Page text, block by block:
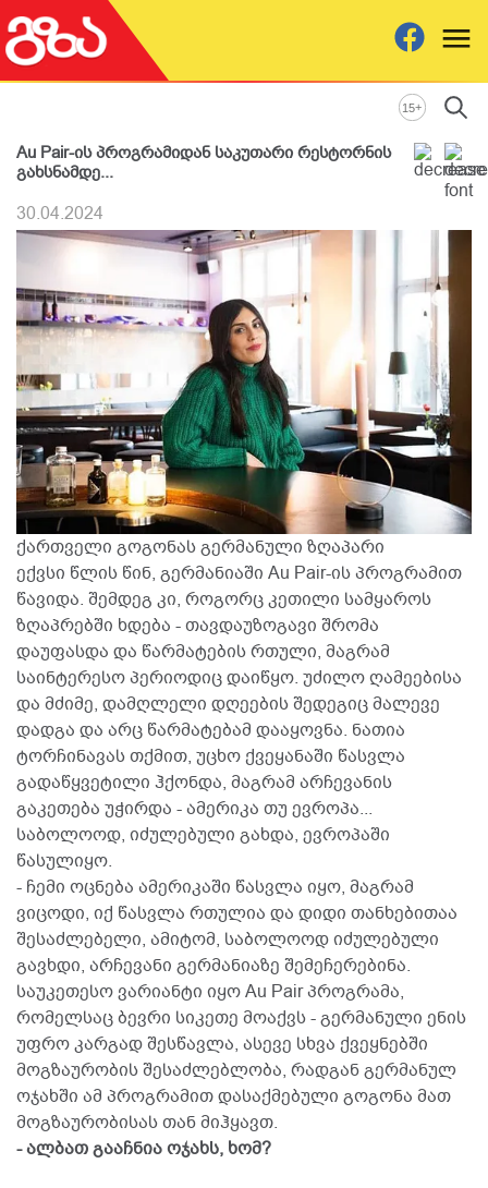
15+
Au Pair-ის პროგრამიდან საკუთარი რესტორნის
გახსნამდე...
30.04.2024
ქართველი გოგონას გერმანული ზღაპარი
ექვსი წლის წინ, გერმანიაში Au Pair-ის პროგრამით
წავიდა. შემდეგ კი, როგორც კეთილი სამყაროს
ზღაპრებში ხდება - თავდაუზოგავი შრომა
დაუფასდა და წარმატების რთული, მაგრამ
საინტერესო პერიოდიც დაიწყო. უძილო ღამეებისა
და მძიმე, დამღლელი დღეების შედეგიც მალევე
დადგა და არც წარმატებამ დააყოვნა. ნათია
ტორჩინავას თქმით, უცხო ქვეყანაში წასვლა
გადაწყვეტილი ჰქონდა, მაგრამ არჩევანის
გაკეთება უჭირდა - ამერიკა თუ ევროპა...
საბოლოოდ, იძულებული გახდა, ევროპაში
წასულიყო.
- ჩემი ოცნება ამერიკაში წასვლა იყო, მაგრამ
ვიცოდი, იქ წასვლა რთულია და დიდი თანხებითაა
შესაძლებელი, ამიტომ, საბოლოოდ იძულებული
გავხდი, არჩევანი გერმანიაზე შემეჩერებინა.
საუკეთესო ვარიანტი იყო Au Pair პროგრამა,
რომელსაც ბევრი სიკეთე მოაქვს - გერმანული ენის
უფრო კარგად შესწავლა, ასევე სხვა ქვეყნებში
მოგზაურობის შესაძლებლობა, რადგან გერმანულ
ოჯახში ამ პროგრამით დასაქმებული გოგონა მათ
მოგზაურობისას თან მიჰყავთ.
- ალბათ გააჩნია ოჯახს, ხომ?